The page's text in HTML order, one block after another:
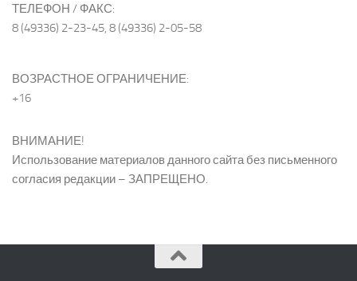
ТЕЛЕФОН / ФАКС:
8 (49336) 2-23-45, 8 (49336) 2-05-58
ВОЗРАСТНОЕ ОГРАНИЧЕНИЕ:
+16
ВНИМАНИЕ!
Использование материалов данного сайта без письменного
согласия редакции – ЗАПРЕЩЕНО.